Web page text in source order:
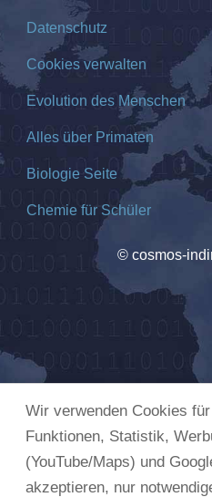
Wir verwenden Cookies
Funktionen, Statistik,
(YouTube/Maps) und
akzeptieren, nur
Datenschutz
Cookies verwalten
Evolution des Menschen
Alles über Primaten
Biologie Seite
Chemie für Schüler
© cosmos-